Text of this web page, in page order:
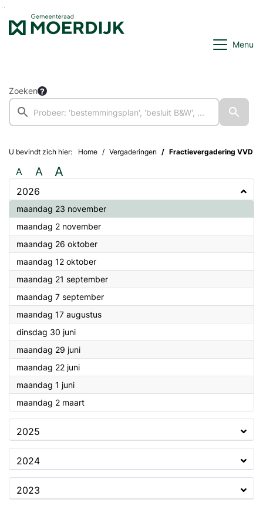
Ga naar de inhoud van deze pagina
Ga naar het zoeken
Ga naar het menu
Menu
Zoeken
U bevindt zich hier: Home Vergaderingen Fractievergadering VVD
A A A
2026
maandag 23 november2026
maandag 2 november2026
maandag 26 oktober2026
maandag 12 oktober2026
maandag 21 september2026
maandag 7 september2026
maandag 17 augustus2026
dinsdag 30 juni2026
maandag 29 juni2026
maandag 22 juni2026
maandag 1 juni2026
maandag 2 maart2026
2025
2024
2023